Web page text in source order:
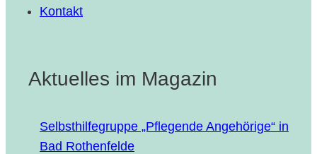
Kontakt
Aktuelles im Magazin
Selbst­hil­fe­grup­pe „Pfle­gen­de Ange­hö­ri­ge“ in
Bad Rothenfelde